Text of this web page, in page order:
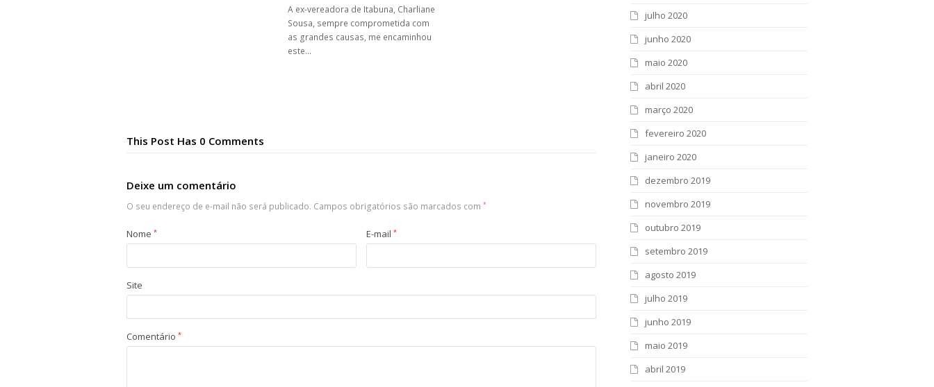
A ex-vereadora de Itabuna, Charliane
Sousa, sempre comprometida com
as grandes causas, me encaminhou
este…
This Post Has 0 Comments
Deixe um comentário
O seu endereço de e-mail não será publicado. Campos obrigatórios são marcados com *
Nome * E-mail *
Site
Comentário *
julho 2020
junho 2020
maio 2020
abril 2020
março 2020
fevereiro 2020
janeiro 2020
dezembro 2019
novembro 2019
outubro 2019
setembro 2019
agosto 2019
julho 2019
junho 2019
maio 2019
abril 2019